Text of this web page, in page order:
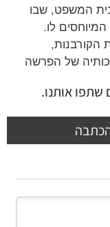
המשפט, שבו
לו.
הקורבנות,
של הפרשה
אותנו.